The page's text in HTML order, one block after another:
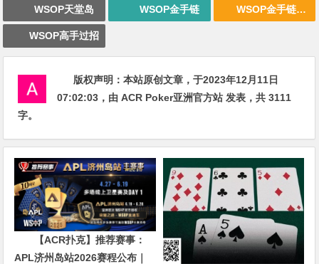
WSOP天堂岛 WSOP金手链 WSOP金手链战报
WSOP高手过招
版权声明：本站原创文章，于2023年12月11日
07:02:03 ，由ACR Poker亚洲官方站 发表，共 3111
字。
【ACR扑克】推荐赛事：
APL济州岛站2026赛程公布｜